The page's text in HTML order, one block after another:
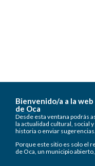
Bienvenido/a a la
de Oca
Desde esta ventana podrás
la actualidad cultural, social
historia o enviar sugerencias.
Porque este sitio es solo el
de Oca, un municipio